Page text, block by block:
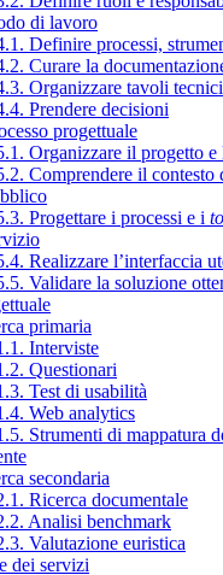
di lavoro
Definire processi,
Curare la
Organizzare tavoli
Prendere decisioni
progettuale
Organizzare il progetto e
Comprendere il contesto
Progettare i processi e i
Realizzare l’interfaccia
Validare la soluzione
primaria
Interviste
Questionari
Test di usabilità
Web analytics
Strumenti di mappatura
secondaria
Ricerca documentale
Analisi benchmark
Valutazione euristica
dei servizi